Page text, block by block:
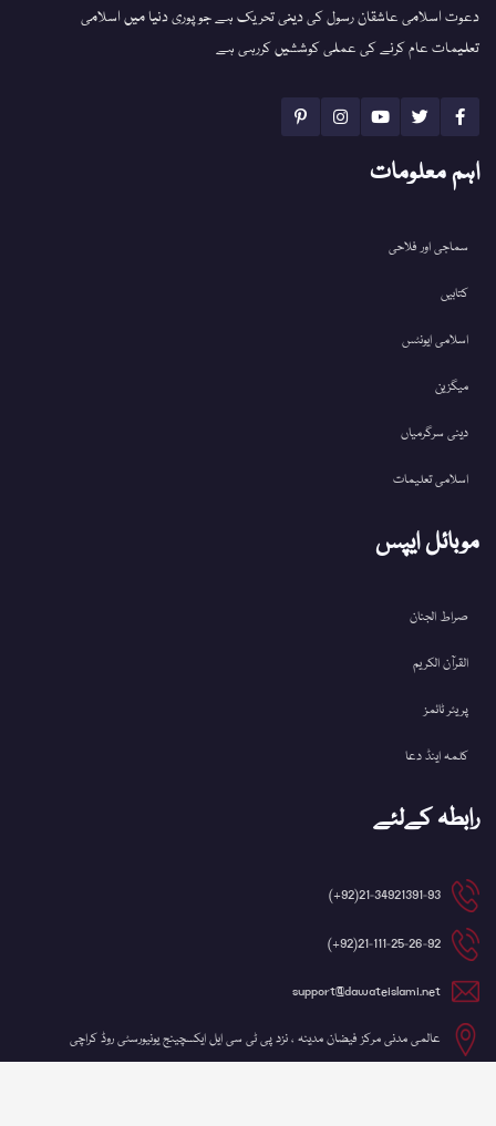
دعوت اسلامی عاشقان رسول کی دینی تحریک ہے جو پوری دنیا میں اسلامی
تعلیمات عام کرنے کی عملی کوششیں کررہی ہے
اہم معلومات
سماجی اور فلاحی
کتابیں
اسلامی ایونٹس
میگزین
دینی سرگرمیاں
اسلامی تعلیمات
موبائل ایپس
صراط الجنان
القرآن الکریم
پریئر ٹائمز
کلمہ اینڈ دعا
رابطہ کےلئے
21-34921391-93(92+)
21-111-25-26-92(92+)
support@dawateislami.net
عالمی مدنی مرکز فیضان مدینہ ، نزد پی ٹی سی ایل ایکسچینج یونیورسٹی روڈ کراچی